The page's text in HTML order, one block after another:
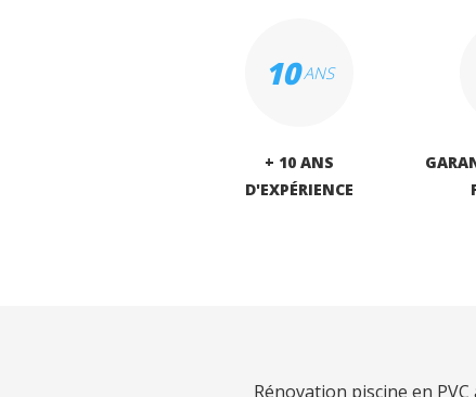
10 ANS
+ 10 ANS
D'EXPÉRIENCE
Rénovation piscine en PVC